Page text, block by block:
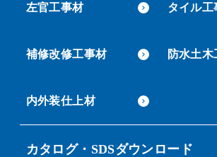
左官工事材 タイル工
補修改修工事材 防水土
内外装仕上材
カタログ・SDSダウンロード